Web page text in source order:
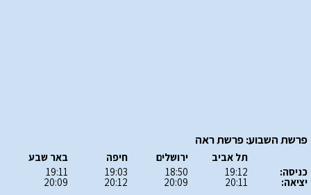
פרשת השבוע: פרשת ראה
כניסה:
יציאה:
תל אביב
19:12
20:11
ירושלים
18:50
20:09
חיפה
19:03
20:12
באר שבע
19:11
20:09